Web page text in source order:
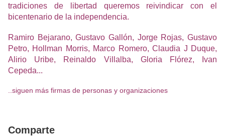
tradiciones de libertad queremos reivindicar con el
bicentenario de la independencia.
Ramiro Bejarano, Gustavo Gallón, Jorge Rojas, Gustavo
Petro, Hollman Morris, Marco Romero, Claudia J Duque,
Alirio Uribe, Reinaldo Villalba, Gloria Flórez, Ivan
Cepeda...
..siguen más firmas de personas y organizaciones
Comparte